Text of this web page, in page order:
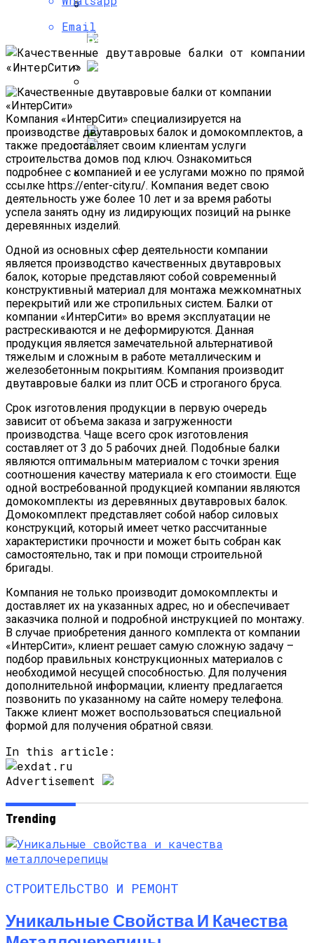
Насколько Важно Получение
Разрешения На Реконструкцию?
Лактолан Пилинг Крем Холи Ленд,
На Кожу
Химический Пилинг:
Противопоказания И Возможные
Негативные Последствия
Упаковка И Оформление Товаров:
Важные Аспекты
Появились Изображения Интерьера
Нового Электрокара От Changan И Huawei
Email
Компания «ИнтерСити» специализируется на
производстве двутавровых балок и домокомплектов, а
также предоставляет своим клиентам услуги
строительства домов под ключ. Ознакомиться
подробнее с компанией и ее услугами можно по прямой
ссылке https://enter-city.ru/. Компания ведет свою
деятельность уже более 10 лет и за время работы
успела занять одну из лидирующих позиций на рынке
деревянных изделий.
Одной из основных сфер деятельности компании
является производство качественных двутавровых
балок, которые представляют собой современный
конструктивный материал для монтажа межкомнатных
перекрытий или же стропильных систем. Балки от
компании «ИнтерСити» во время эксплуатации не
растрескиваются и не деформируются. Данная
продукция является замечательной альтернативой
тяжелым и сложным в работе металлическим и
железобетонным покрытиям. Компания производит
двутавровые балки из плит ОСБ и строганого бруса.
Срок изготовления продукции в первую очередь
зависит от объема заказа и загруженности
производства. Чаще всего срок изготовления
составляет от 3 до 5 рабочих дней. Подобные балки
являются оптимальным материалом с точки зрения
соотношения качеству материала к его стоимости. Еще
одной востребованной продукцией компании являются
домокомплекты из деревянных двутавровых балок.
Домокомплект представляет собой набор силовых
конструкций, который имеет четко рассчитанные
характеристики прочности и может быть собран как
самостоятельно, так и при помощи строительной
бригады.
Компания не только производит домокомплекты и
доставляет их на указанных адрес, но и обеспечивает
заказчика полной и подробной инструкцией по монтажу.
В случае приобретения данного комплекта от компании
«ИнтерСити», клиент решает самую сложную задачу –
подбор правильных конструкционных материалов с
необходимой несущей способностью. Для получения
дополнительной информации, клиенту предлагается
позвонить по указанному на сайте номеру телефона.
Также клиент может воспользоваться специальной
формой для получения обратной связи.
In this article:
Advertisement
Trending
СТРОИТЕЛЬСТВО И РЕМОНТ
Уникальные Свойства И Качества